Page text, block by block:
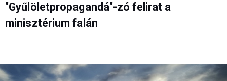
"Gyűlöletpropagandá"-zó felirat a
minisztérium falán